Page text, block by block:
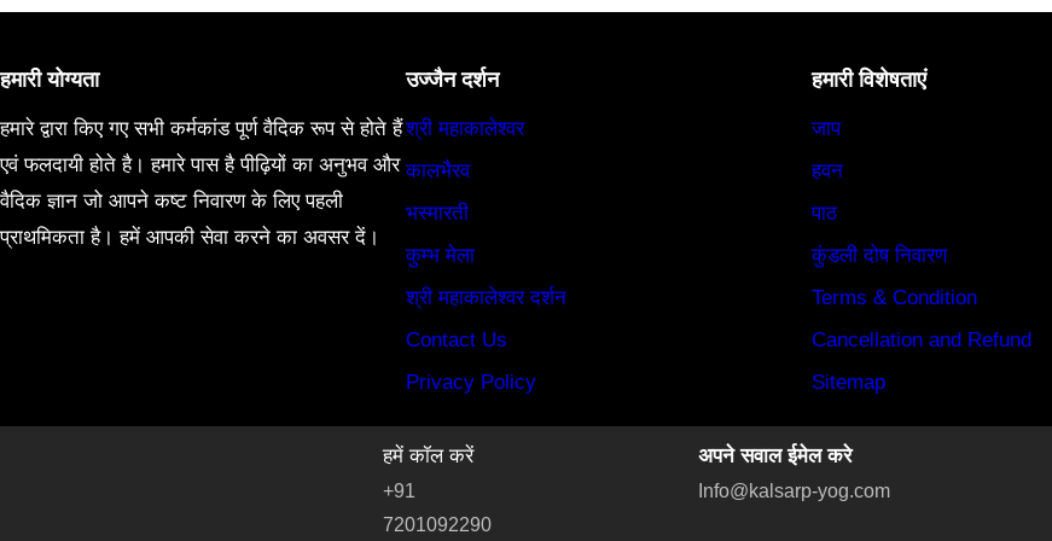
हमारी योग्यता
हमारे द्वारा किए गए सभी कर्मकांड पूर्ण वैदिक रूप से होते हैं
एवं फलदायी होते है। हमारे पास है पीढ़ियों का अनुभव और
वैदिक ज्ञान जो आपने कष्ट निवारण के लिए पहली
प्राथमिकता है। हमें आपकी सेवा करने का अवसर दें।
उज्जैन दर्शन
श्री महाकालेश्वर
कालभैरव
भस्मारती
कुम्भ मेला
श्री महाकालेश्वर दर्शन
Contact Us
Privacy Policy
हमारी विशेषताएं
जाप
हवन
पाठ
कुंडली दोष निवारण
Terms & Condition
Cancellation and Refund
Sitemap
हमें कॉल करें
+91
7201092290
अपने सवाल ईमेल करे
Info@kalsarp-yog.com